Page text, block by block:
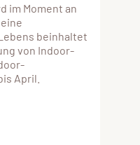
im Moment an
beinhaltet
von Indoor-
April.